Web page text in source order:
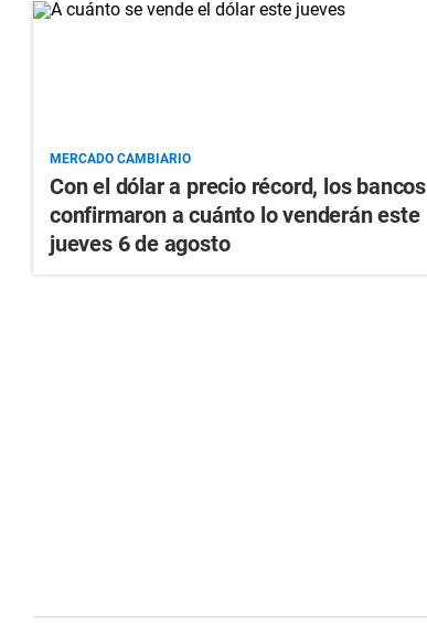
MERCADO CAMBIARIO
Con el dólar a precio récord, los bancos
confirmaron a cuánto lo venderán este
jueves 6 de agosto